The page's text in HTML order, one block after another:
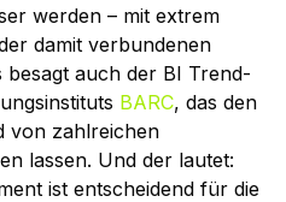
werden – mit extrem
damit verbundenen
auch der BI Trend-
BARC, das den
von zahlreichen
lassen. Und der lautet:
ist entscheidend für die